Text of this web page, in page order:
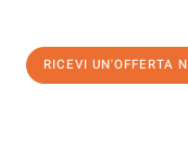
RICEVI UN'OFFERTA